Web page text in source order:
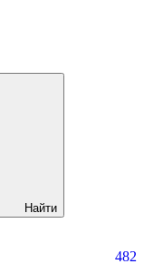
Найти
482